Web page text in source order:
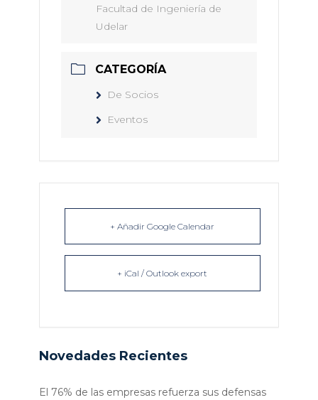
Facultad de Ingeniería de
Udelar
CATEGORÍA
De Socios
Eventos
+ Añadir Google Calendar
+ iCal / Outlook export
Novedades Recientes
El 76% de las empresas refuerza sus defensas